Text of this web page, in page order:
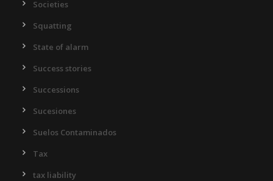
Societies
Squatting
State of alarm
Success stories
Successions
Sucesiones
Suelos Contaminados
Tax
tax liability